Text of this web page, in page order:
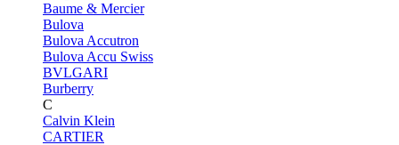
Baume & Mercier
Bulova
Bulova Accutron
Bulova Accu Swiss
BVLGARI
Burberry
C
Calvin Klein
CARTIER